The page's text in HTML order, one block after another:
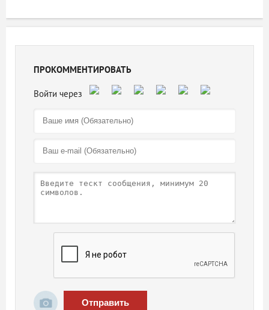
ПРОКОММЕНТИРОВАТЬ
Отправить